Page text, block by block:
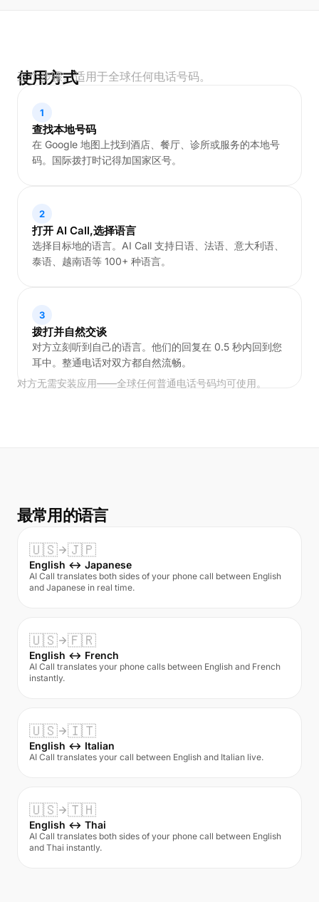
使用方式
三个步骤。适用于全球任何电话号码。
1
查找本地号码
在 Google 地图上找到酒店、餐厅、诊所或服务的本地号
码。国际拨打时记得加国家区号。
2
打开 AI Call,选择语言
选择目标地的语言。AI Call 支持日语、法语、意大利语、
泰语、越南语等 100+ 种语言。
3
拨打并自然交谈
对方立刻听到自己的语言。他们的回复在 0.5 秒内回到您
耳中。整通电话对双方都自然流畅。
对方无需安装应用——全球任何普通电话号码均可使用。
最常用的语言
🇺🇸 🇯🇵
English ↔ Japanese
AI Call translates both sides of your phone call between English
and Japanese in real time.
🇺🇸 🇫🇷
English ↔ French
AI Call translates your phone calls between English and French
instantly.
🇺🇸 🇮🇹
English ↔ Italian
AI Call translates your call between English and Italian live.
🇺🇸 🇹🇭
English ↔ Thai
AI Call translates both sides of your phone call between English
and Thai instantly.